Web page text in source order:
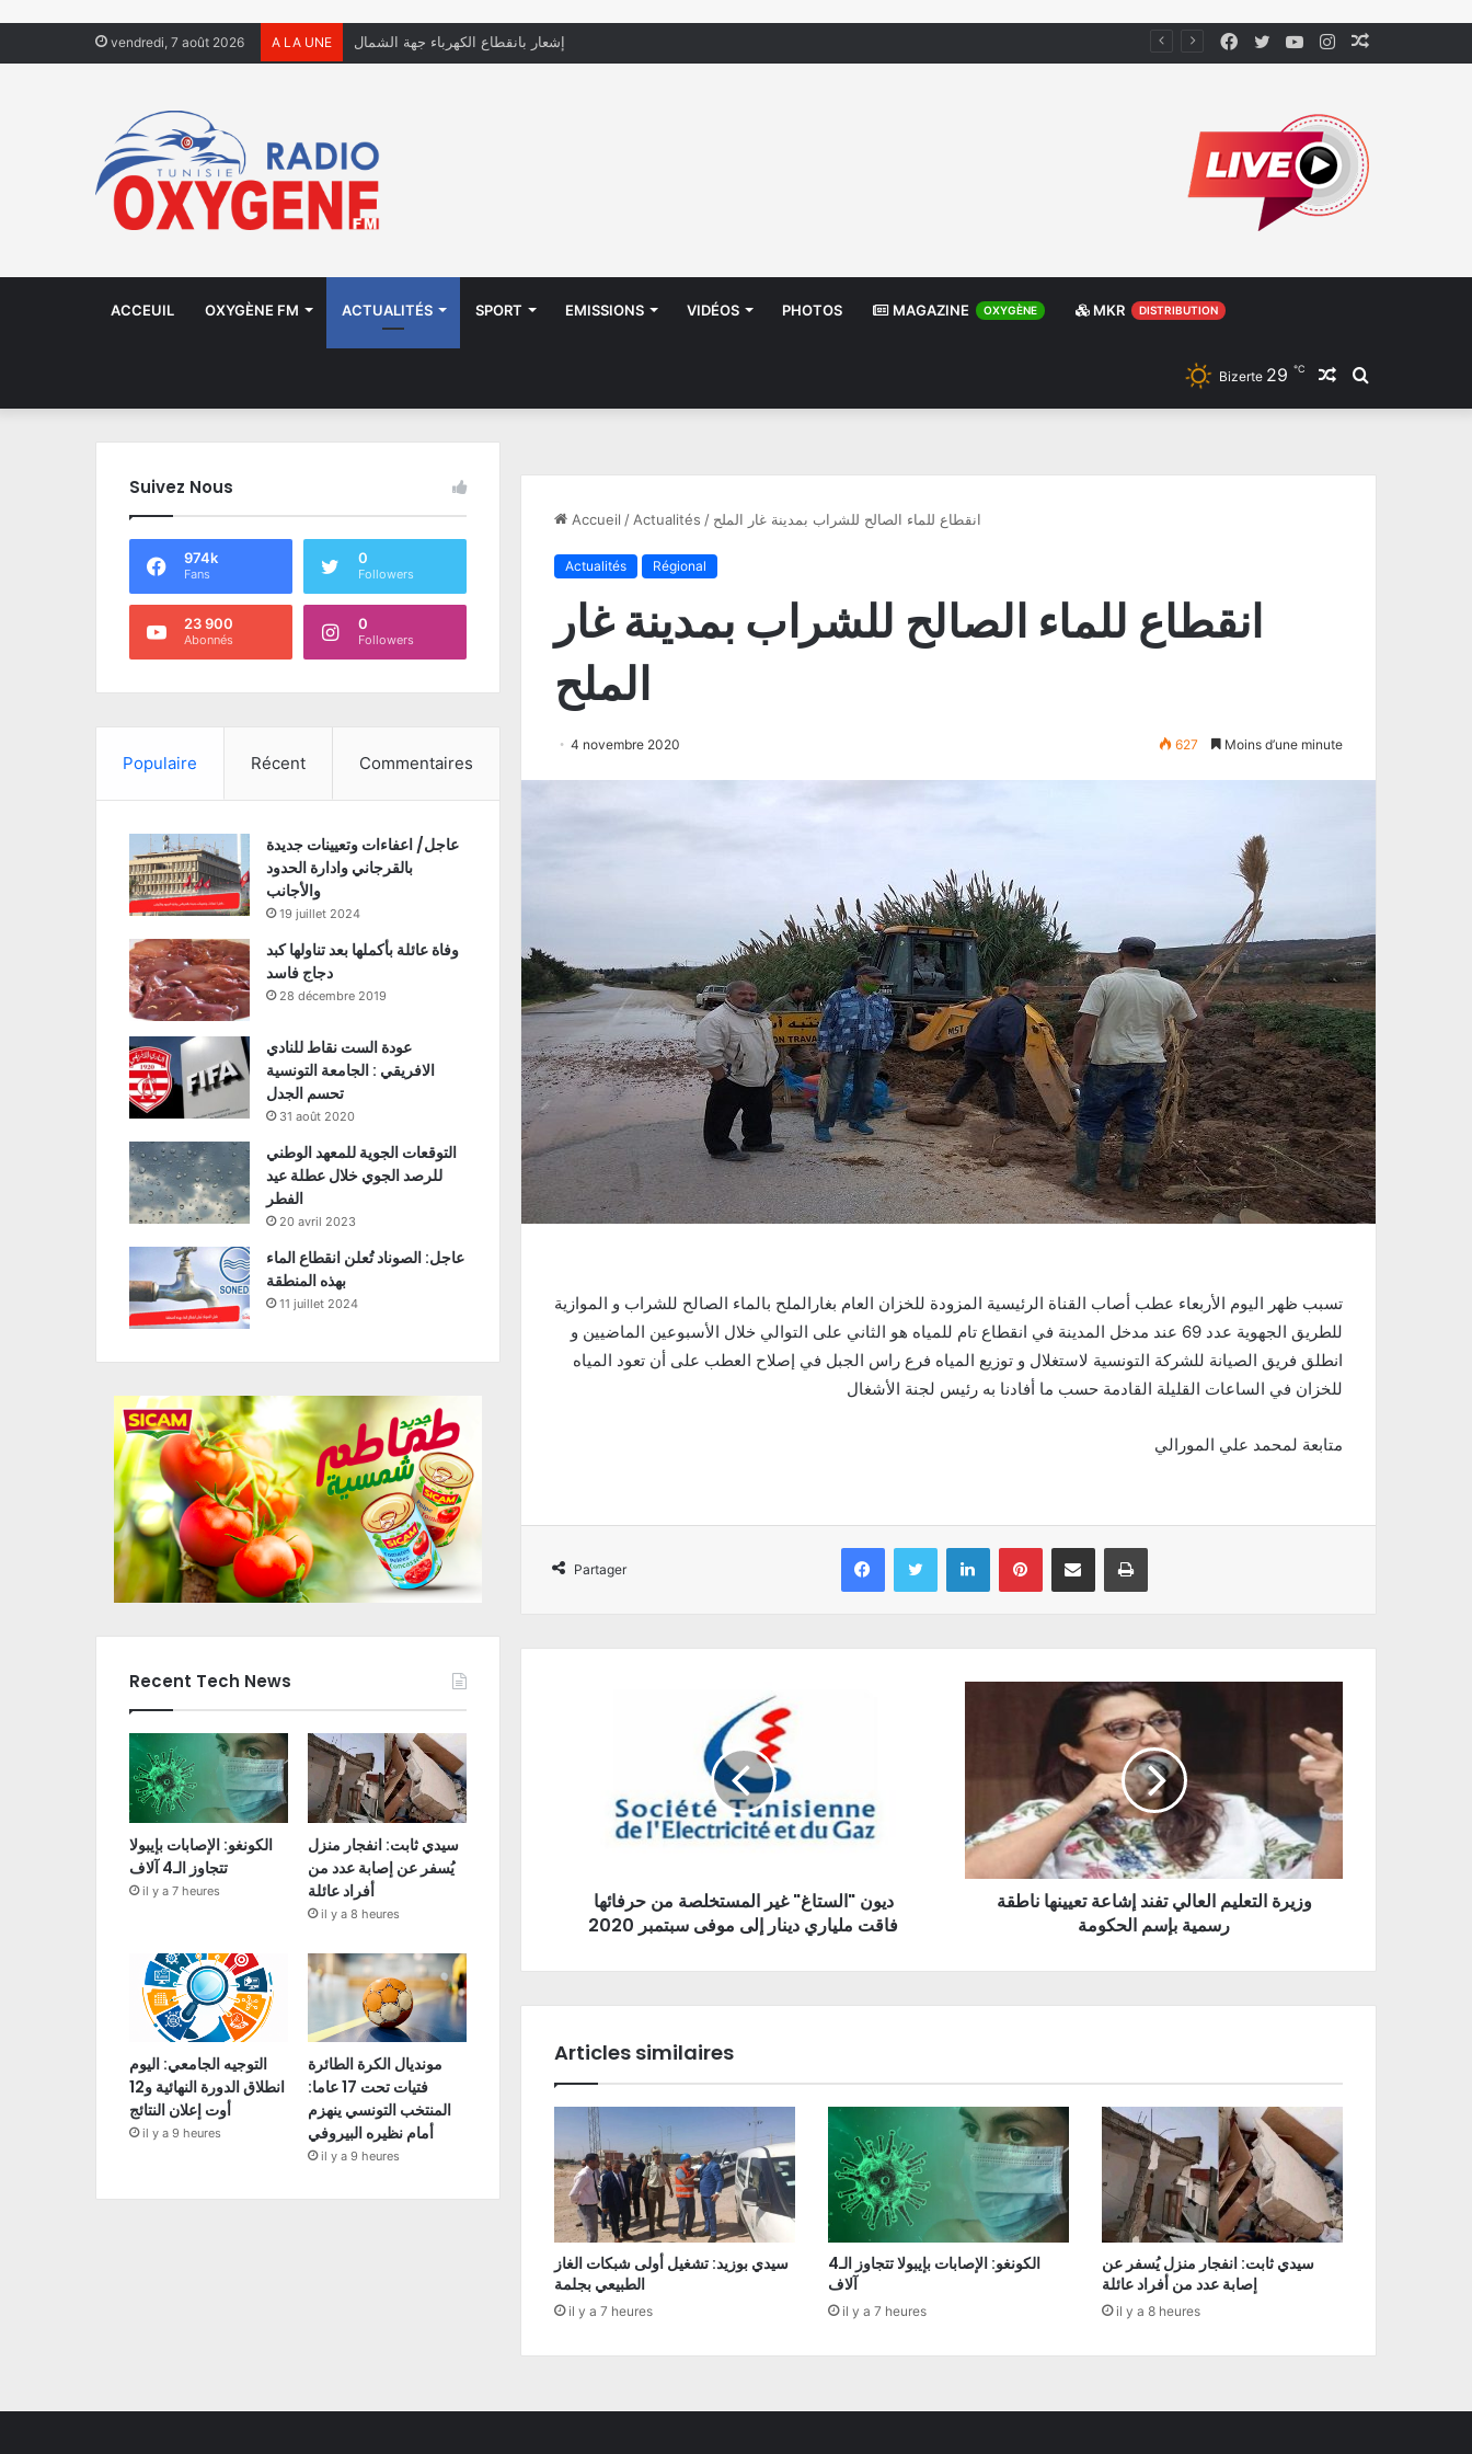
vendredi, 7 août 2026 A LA UNE إشعار بانقطاع الكهرباء جهة الشمال Instagram
YouTube
Twitter
Facebook
ACCEUIL OXYGÈNE FM ACTUALITÉS SPORT EMISSIONS VIDÉOS PHOTOS MAGAZINE OXYGÈNE MKR DISTRIBUTION
Rechercher
Article
Bizerte 29 ℃
Accueil / Actualités / انقطاع للماء الصالح للشراب بمدينة غار الملح
Actualités Régional
انقطاع للماء الصالح للشراب بمدينة غار
الملح
4 novembre 2020 627 Moins d’une minute
تسبب ظهر اليوم الأربعاء عطب أصاب القناة الرئيسية المزودة للخزان العام بغارالملح بالماء الصالح للشراب و الموازية
للطريق الجهوية عدد 69 عند مدخل المدينة في انقطاع تام للمياه هو الثاني على التوالي خلال الأسبوعين الماضيين و
انطلق فريق الصيانة للشركة التونسية لاستغلال و توزيع المياه فرع راس الجبل في إصلاح العطب على أن تعود المياه
للخزان في الساعات القليلة القادمة حسب ما أفادنا به رئيس لجنة الأشغال
متابعة لمحمد علي المورالي
Partager
Facebook Twitter Linkedin Pinterest Partager par email Imprimer
ديون "الستاغ" غير المستخلصة من حرفائها
فاقت ملياري دينار إلى موفى سبتمبر 2020
وزيرة التعليم العالي تفند إشاعة تعيينها ناطقة
رسمية بإسم الحكومة
Articles similaires
سيدي بوزيد: تشغيل أولى شبكات الغاز
الطبيعي بجلمة
il y a 7 heures
الكونغو: الإصابات بإيبولا تتجاوز الـ4
آلاف
il y a 7 heures
سيدي ثابت: انفجار منزل يُسفر عن
إصابة عدد من أفراد عائلة
il y a 8 heures
Suivez Nous
974k
Fans
0
Followers
23 900
Abonnés
0
Followers
Populaire Récent Commentaires
عاجل/ اعفاءات وتعيينات جديدة
بالقرجاني وادارة الحدود
والأجانب
19 juillet 2024
وفاة عائلة بأكملها بعد تناولها كبد
دجاج فاسد
28 décembre 2019
عودة الست نقاط للنادي
الافريقي : الجامعة التونسية
تحسم الجدل
31 août 2020
التوقعات الجوية للمعهد الوطني
للرصد الجوي خلال عطلة عيد
الفطر
20 avril 2023
عاجل: الصوناد تُعلن انقطاع الماء
بهذه المنطقة
11 juillet 2024
Recent Tech News
الكونغو: الإصابات بإيبولا
تتجاوز الـ4 آلاف
il y a 7 heures
سيدي ثابت: انفجار منزل
يُسفر عن إصابة عدد من
أفراد عائلة
il y a 8 heures
التوجيه الجامعي: اليوم
انطلاق الدورة النهائية و12
أوت إعلان النتائج
il y a 9 heures
مونديال الكرة الطائرة
فتيات تحت 17 عاما:
المنتخب التونسي ينهزم
أمام نظيره البيروفي
il y a 9 heures